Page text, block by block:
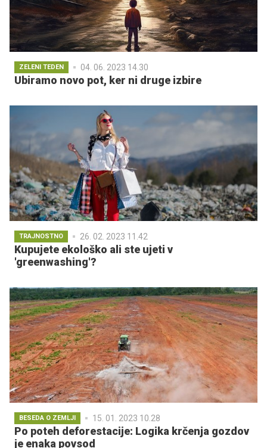
ZELENI TEDEN 04. 06. 2023 14.30
Ubiramo novo pot, ker ni druge izbire
TRAJNOSTNO 26. 02. 2023 11.42
Kupujete ekološko ali ste ujeti v
'greenwashing'?
BESEDA O ZEMLJI 15. 01. 2023 10.28
Po poteh deforestacije: Logika krčenja gozdov
je enaka povsod